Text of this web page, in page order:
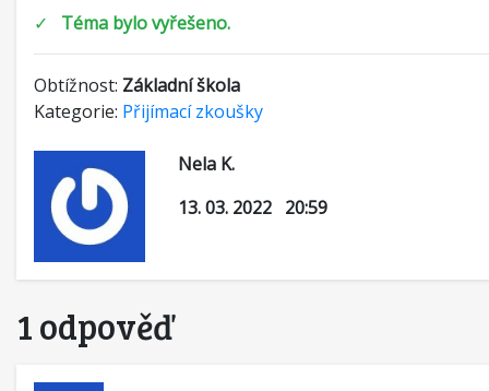
✓ Téma bylo vyřešeno.
Obtížnost: Základní škola
Kategorie: Přijímací zkoušky
Nela K.
13. 03. 2022 20:59
1 odpověď